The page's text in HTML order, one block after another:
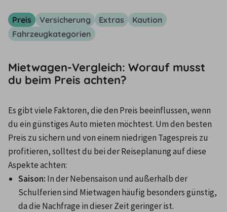
Preis Versicherung Extras
Kaution
Fahrzeugkategorien
Mietwagen-Vergleich: Worauf musst
du beim Preis achten?
Es gibt viele Faktoren, die den Preis beeinflussen, wenn
du ein günstiges Auto mieten möchtest. Um den besten
Preis zu sichern und von einem niedrigen Tagespreis zu
profitieren, solltest du bei der Reiseplanung auf diese
Aspekte achten:
Saison: In der Nebensaison und außerhalb der
Schulferien sind Mietwagen häufig besonders günstig,
da die Nachfrage in dieser Zeit geringer ist.